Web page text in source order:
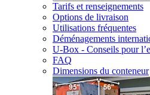
Tarifs et renseignements
Options de livraison
Utilisations fréquentes
Déménagements
U-Box - Conseils pour
FAQ
Dimensions du conteneur